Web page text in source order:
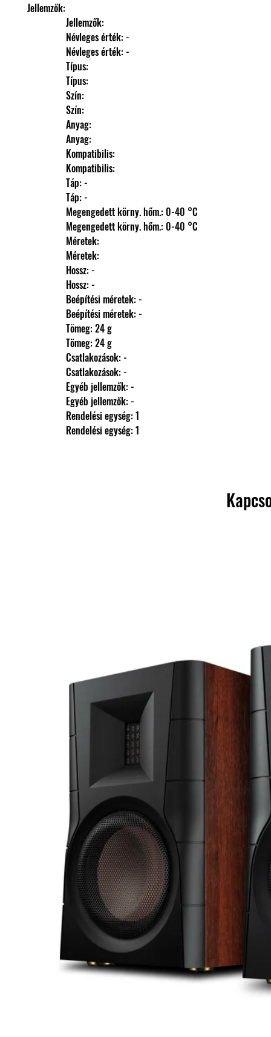
Jellemzők:
                Jellemzők:
                Névleges érték: -
                Névleges érték: -
                Típus:
                Típus:
                Szín:
                Szín:
                Anyag:
                Anyag:
                Kompatibilis:
                Kompatibilis:
                Táp: -
                Táp: -
                Megengedett körny. hőm.: 0-40 °C
                Megengedett körny. hőm.: 0-40 °C
                Méretek:
                Méretek:
                Hossz: -
                Hossz: -
                Beépítési méretek: -
                Beépítési méretek: -
                Tömeg: 24 g
                Tömeg: 24 g
                Csatlakozások: -
                Csatlakozások: -
                Egyéb jellemzők: -
                Egyéb jellemzők: -
                Rendelési egység: 1
                Rendelési egység: 1